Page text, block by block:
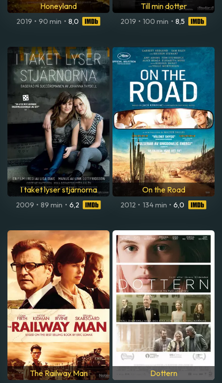
Honeyland
2019 • 90 min • 8,0
Till min dotter
2019 • 100 min • 8,5
I taket lyser stjärnorna
2009 • 89 min • 6,2
On the Road
2012 • 134 min • 6,0
The Railway Man Dottern